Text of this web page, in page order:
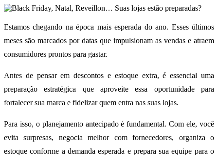
Estamos chegando na época mais esperada do ano. Esses últimos
meses são marcados por datas que impulsionam as vendas e atraem
consumidores prontos para gastar.
Antes de pensar em descontos e estoque extra, é essencial uma
preparação estratégica que aproveite essa oportunidade para
fortalecer sua marca e fidelizar quem entra nas suas lojas.
Para isso, o planejamento antecipado é fundamental. Com ele, você
evita surpresas, negocia melhor com fornecedores, organiza o
estoque conforme a demanda esperada e prepara sua equipe para o